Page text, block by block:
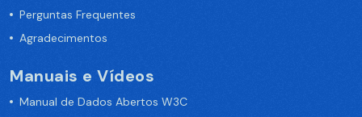
Perguntas Frequentes
Agradecimentos
Manuais e Vídeos
Manual de Dados Abertos W3C